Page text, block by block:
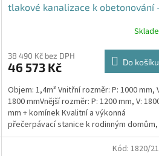
tlakové kanalizace k obetonování
38 490 Kč bez DPH
46 573 Kč Do košíku
Objem: 1,4m³ Vnitřní rozměr: P: 1000 mm,
1800 mmVnější rozměr: P: 1200 mm, V:
mm + komínek Kvalitní a výkonná
přečerpávací stanice k rodinným domům,
provozovnám,...
Kód: 1820/